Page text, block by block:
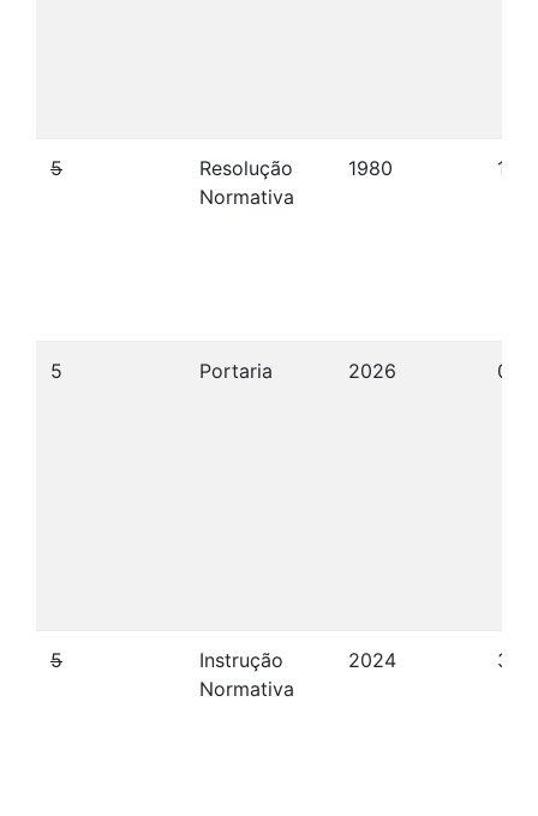
5
Resolução
Normativa
1980 10/
5 Portaria 2026 07/
5
Instrução
Normativa
2024 30/